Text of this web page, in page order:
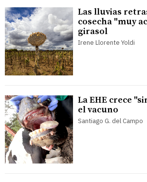
Las lluvias
cosecha "muy
girasol
Irene Llorente Yoldi
La EHE crece
el vacuno
Santiago G. del Campo